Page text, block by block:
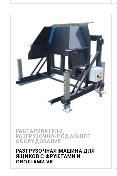
РАСТАРИВАТЕЛИ,
РАЗГРУЗОЧНО-ПОДАЮЩЕЕ
ОБОРУДОВАНИЕ
РАЗГРУЗОЧНАЯ МАШИНА ДЛЯ
ЯЩИКОВ С ФРУКТАМИ И
ОВОЩАМИ VK